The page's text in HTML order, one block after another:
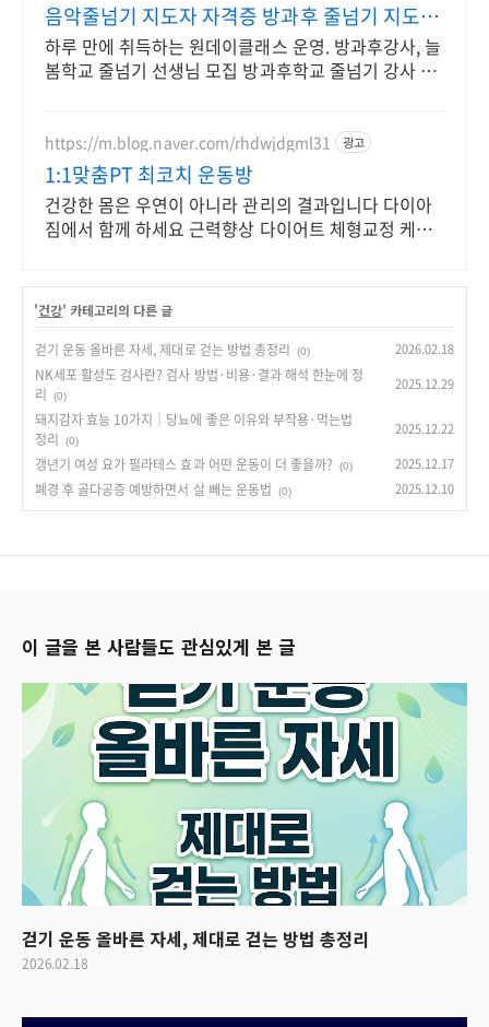
음악줄넘기 지도자 자격증 방과후 줄넘기 지도자
양성
하루 만에 취득하는 원데이클래스 운영. 방과후강사, 늘
봄학교 줄넘기 선생님 모집 방과후학교 줄넘기 강사 자
https://m.blog.naver.com/rhdwjdgml31 광고
1:1맞춤PT 최코치 운동방
건강한 몸은 우연이 아니라 관리의 결과입니다 다이아
짐에서 함께 하세요 근력향상 다이어트 체형교정 케어
'건강' 카테고리의 다른 글
걷기 운동 올바른 자세, 제대로 걷는 방법 총정리 (0) 2026.02.18
NK세포 활성도 검사란? 검사 방법·비용·결과 해석 한눈에 정
리
(0)
2025.12.29
돼지감자 효능 10가지｜당뇨에 좋은 이유와 부작용·먹는법
정리
(0)
2025.12.22
갱년기 여성 요가 필라테스 효과 어떤 운동이 더 좋을까? (0) 2025.12.17
폐경 후 골다공증 예방하면서 살 빼는 운동법 (0) 2025.12.10
이 글을 본 사람들도 관심있게 본 글
걷기 운동 올바른 자세, 제대로 걷는 방법 총정리
2026.02.18